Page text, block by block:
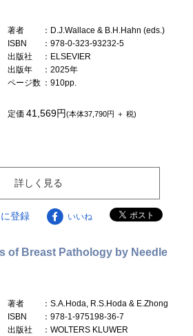
著者
：D.J.Wallace & B.H.Hahn (eds.)
ISBN
：978-0-323-93232-5
出版社
：ELSEVIER
出版年
：2025年
ページ数 ：910pp.
定価41,569円(本体37,790円 ＋ 税)
詳しく見る
登録 いいね
of Breast Pathology by Needle
著者
：S.A.Hoda, R.S.Hoda & E.Zhong
ISBN
：978-1-975198-36-7
出版社
：WOLTERS KLUWER